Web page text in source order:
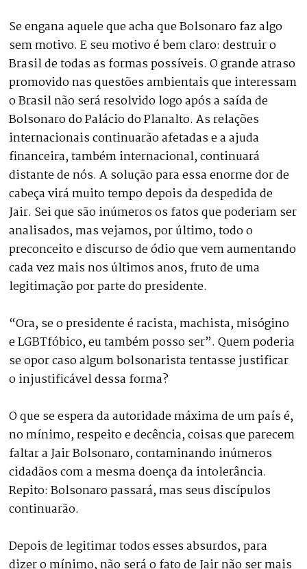
Se engana aquele que acha que Bolsonaro faz algo
sem motivo. E seu motivo é bem claro: destruir o
Brasil de todas as formas possíveis. O grande atraso
promovido nas questões ambientais que interessam
o Brasil não será resolvido logo após a saída de
Bolsonaro do Palácio do Planalto. As relações
internacionais continuarão afetadas e a ajuda
financeira, também internacional, continuará
distante de nós. A solução para essa enorme dor de
cabeça virá muito tempo depois da despedida de
Jair. Sei que são inúmeros os fatos que poderiam ser
analisados, mas vejamos, por último, todo o
preconceito e discurso de ódio que vem aumentando
cada vez mais nos últimos anos, fruto de uma
legitimação por parte do presidente.
“Ora, se o presidente é racista, machista, misógino
e LGBTfóbico, eu também posso ser”. Quem poderia
se opor caso algum bolsonarista tentasse justificar
o injustificável dessa forma?
O que se espera da autoridade máxima de um país é,
no mínimo, respeito e decência, coisas que parecem
faltar a Jair Bolsonaro, contaminando inúmeros
cidadãos com a mesma doença da intolerância.
Repito: Bolsonaro passará, mas seus discípulos
continuarão.
Depois de legitimar todos esses absurdos, para
dizer o mínimo, não será o fato de Jair não ser mais